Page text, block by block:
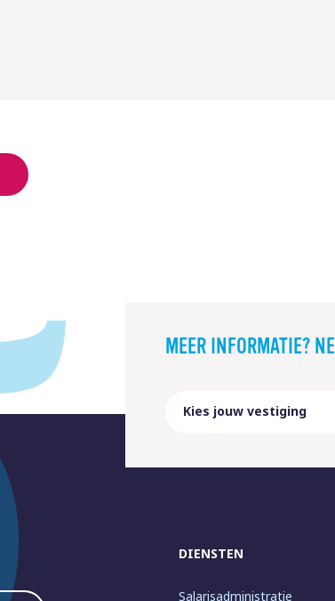
MEER INFORMATIE?
DIENSTEN
Salarisadministratie